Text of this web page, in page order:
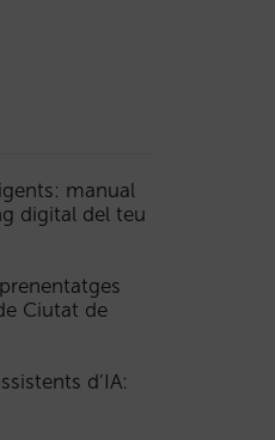
manual
digital del teu
Ciutat de
d’IA: